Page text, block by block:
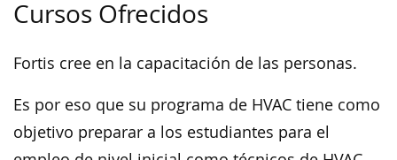
Cursos Ofrecidos
Fortis cree en la capacitación de las personas.
Es por eso que su programa de HVAC tiene como
objetivo preparar a los estudiantes para el